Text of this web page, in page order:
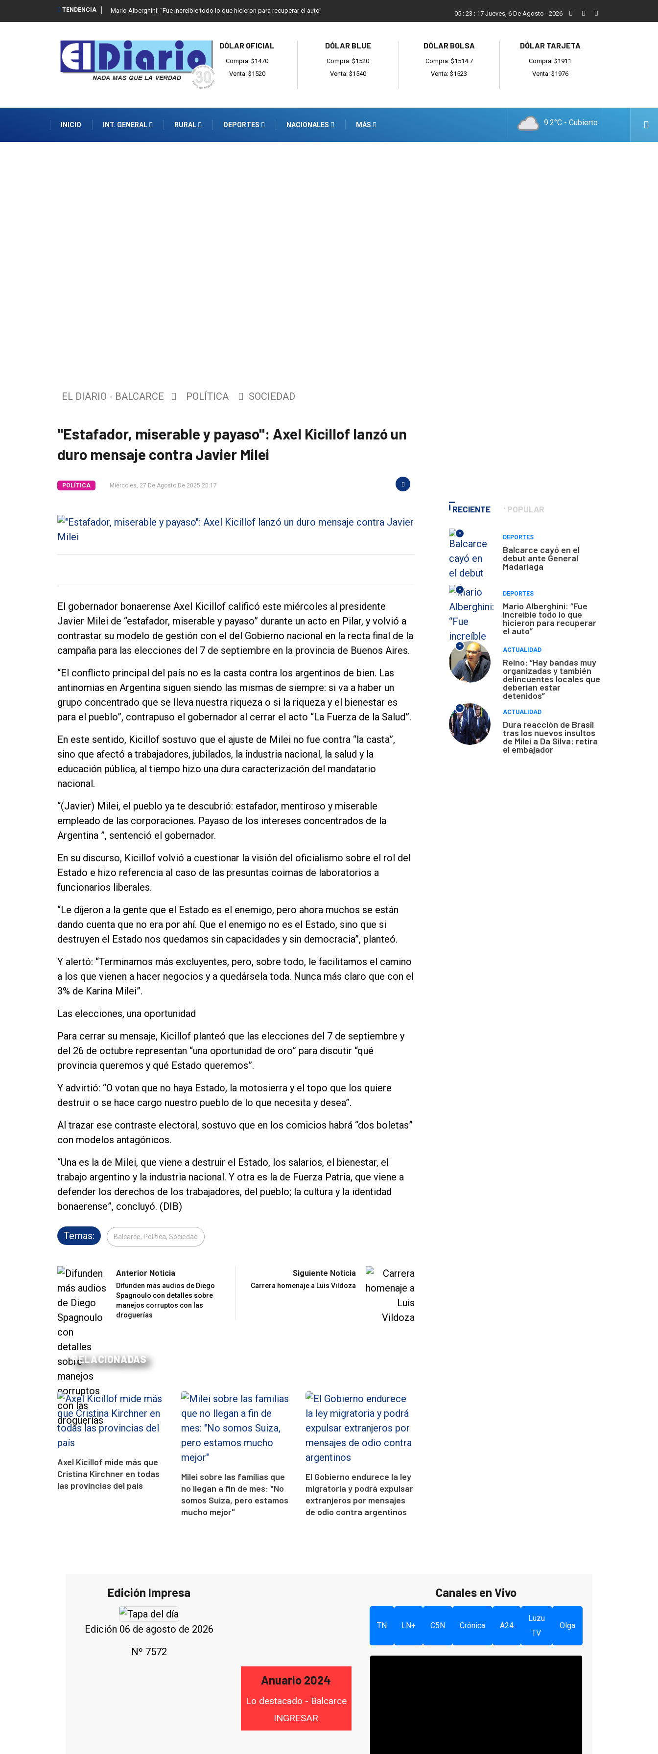
TENDENCIA Mario Alberghini: “Fue increíble todo lo que hicieron para recuperar el auto” Reino: “Hay bandas muy organizadas y también
05 : 23 : 18 Jueves, 6 De Agosto - 2026
DÓLAR OFICIAL
Compra: $1470
Venta: $1520
DÓLAR BLUE
Compra: $1520
Venta: $1540
DÓLAR BOLSA
Compra: $1514.7
Venta: $1523
DÓLAR TARJETA
Compra: $1911
Venta: $1976
INICIO INT. GENERAL RURAL DEPORTES NACIONALES MÁS 9.2°C - Cubierto
Tendencia
Deportes
Fúnebres
Nosotros
Contacto
EL DIARIO - BALCARCE POLÍTICA SOCIEDAD
"Estafador, miserable y payaso": Axel Kicillof lanzó un
duro mensaje contra Javier Milei
POLÍTICA Miércoles, 27 De Agosto De 2025 20:17
El gobernador bonaerense Axel Kicillof calificó este miércoles al presidente
Javier Milei de “estafador, miserable y payaso” durante un acto en Pilar, y volvió a
contrastar su modelo de gestión con el del Gobierno nacional en la recta final de la
campaña para las elecciones del 7 de septiembre en la provincia de Buenos Aires.
“El conflicto principal del país no es la casta contra los argentinos de bien. Las
antinomias en Argentina siguen siendo las mismas de siempre: si va a haber un
grupo concentrado que se lleva nuestra riqueza o si la riqueza y el bienestar es
para el pueblo”, contrapuso el gobernador al cerrar el acto “La Fuerza de la Salud”.
En este sentido, Kicillof sostuvo que el ajuste de Milei no fue contra “la casta”,
sino que afectó a trabajadores, jubilados, la industria nacional, la salud y la
educación pública, al tiempo hizo una dura caracterización del mandatario
nacional.
“(Javier) Milei, el pueblo ya te descubrió: estafador, mentiroso y miserable
empleado de las corporaciones. Payaso de los intereses concentrados de la
Argentina ”, sentenció el gobernador.
En su discurso, Kicillof volvió a cuestionar la visión del oficialismo sobre el rol del
Estado e hizo referencia al caso de las presuntas coimas de laboratorios a
funcionarios liberales.
“Le dijeron a la gente que el Estado es el enemigo, pero ahora muchos se están
dando cuenta que no era por ahí. Que el enemigo no es el Estado, sino que si
destruyen el Estado nos quedamos sin capacidades y sin democracia”, planteó.
Y alertó: “Terminamos más excluyentes, pero, sobre todo, le facilitamos el camino
a los que vienen a hacer negocios y a quedársela toda. Nunca más claro que con el
3% de Karina Milei”.
Las elecciones, una oportunidad
Para cerrar su mensaje, Kicillof planteó que las elecciones del 7 de septiembre y
del 26 de octubre representan “una oportunidad de oro” para discutir “qué
provincia queremos y qué Estado queremos”.
Y advirtió: “O votan que no haya Estado, la motosierra y el topo que los quiere
destruir o se hace cargo nuestro pueblo de lo que necesita y desea”.
Al trazar ese contraste electoral, sostuvo que en los comicios habrá “dos boletas”
con modelos antagónicos.
“Una es la de Milei, que viene a destruir el Estado, los salarios, el bienestar, el
trabajo argentino y la industria nacional. Y otra es la de Fuerza Patria, que viene a
defender los derechos de los trabajadores, del pueblo; la cultura y la identidad
bonaerense”, concluyó. (DIB)
Temas: Balcarce, Política, Sociedad
Anterior Noticia
Difunden más audios de Diego
Spagnoulo con detalles sobre
manejos corruptos con las
droguerías
Siguiente Noticia
Carrera homenaje a Luis Vildoza
RELACIONADAS
Axel Kicillof mide más que
Cristina Kirchner en todas
las provincias del país
Milei sobre las familias que
no llegan a fin de mes: "No
somos Suiza, pero estamos
mucho mejor"
El Gobierno endurece la ley
migratoria y podrá expulsar
extranjeros por mensajes
de odio contra argentinos
RECIENTE POPULAR
*
DEPORTES
Balcarce cayó en el
debut ante General
Madariaga
*
DEPORTES
Mario Alberghini: “Fue
increíble todo lo que
hicieron para recuperar
el auto”
*
ACTUALIDAD
Reino: “Hay bandas muy
organizadas y también
delincuentes locales que
deberían estar
detenidos”
*
ACTUALIDAD
Dura reacción de Brasil
tras los nuevos insultos
de Milei a Da Silva: retira
el embajador
Edición Impresa
Edición 06 de agosto de 2026
Nº 7572
Anuario 2024
Lo destacado - Balcarce
INGRESAR
Canales en Vivo
TN LN+ C5N Crónica A24
Luzu
TV
Olga